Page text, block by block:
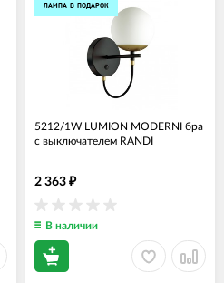
ЛАМПА В ПОДАРОК
5212/1W LUMION MODERNI бра
с выключателем RANDI
2 363 ₽
В наличии